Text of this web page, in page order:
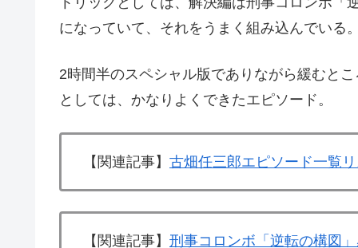
になっていて、それをうまく組み込んでいる
2時間半のスペシャル版でありながら緩むと
としては、かなりよくできたエピソード。
【関連記事】 古畑任三郎エピソード一覧
【関連記事】 刑事コロンボ「逆転の構図